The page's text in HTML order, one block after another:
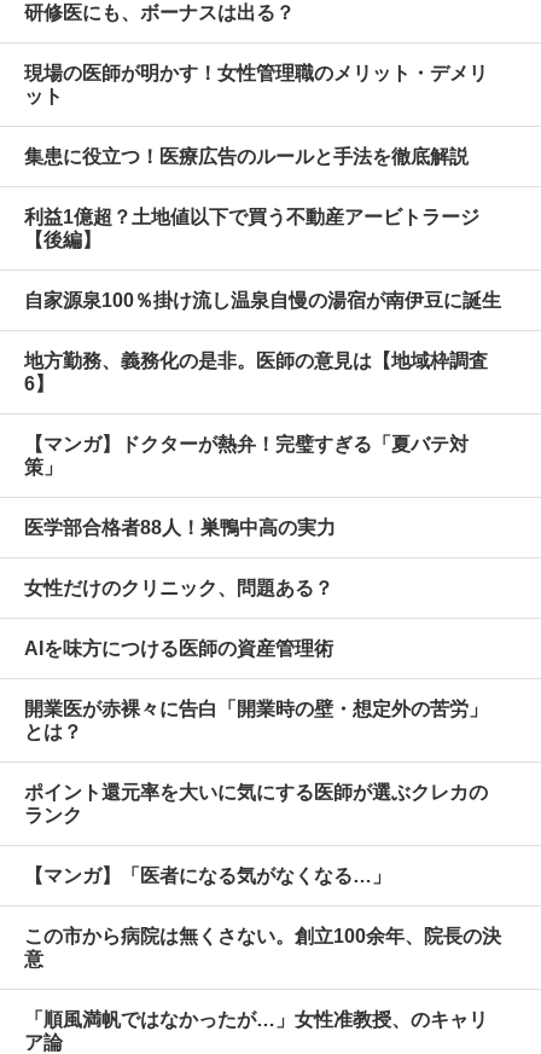
研修医にも、ボーナスは出る？
現場の医師が明かす！女性管理職のメリット・デメリ
ット
集患に役立つ！医療広告のルールと手法を徹底解説
利益1億超？土地値以下で買う不動産アービトラージ
【後編】
自家源泉100％掛け流し温泉自慢の湯宿が南伊豆に誕生
地方勤務、義務化の是非。医師の意見は【地域枠調査
6】
【マンガ】ドクターが熱弁！完璧すぎる「夏バテ対
策」
医学部合格者88人！巣鴨中高の実力
女性だけのクリニック、問題ある？
AIを味方につける医師の資産管理術
開業医が赤裸々に告白「開業時の壁・想定外の苦労」
とは？
ポイント還元率を大いに気にする医師が選ぶクレカの
ランク
【マンガ】「医者になる気がなくなる…」
この市から病院は無くさない。創立100余年、院長の決
意
「順風満帆ではなかったが…」女性准教授、のキャリ
ア論